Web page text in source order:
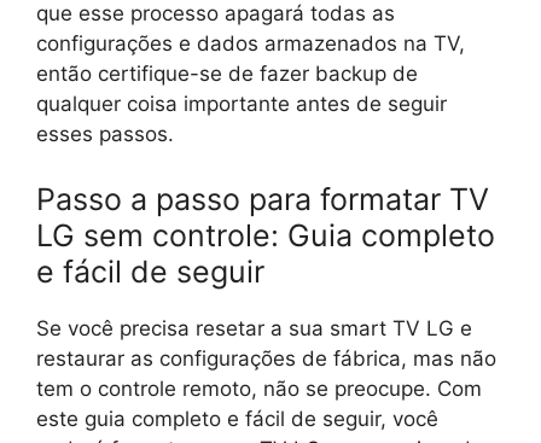
que esse processo apagará todas as
configurações e dados armazenados na TV,
então certifique-se de fazer backup de
qualquer coisa importante antes de seguir
esses passos.
Passo a passo para formatar TV
LG sem controle: Guia completo
e fácil de seguir
Se você precisa resetar a sua smart TV LG e
restaurar as configurações de fábrica, mas não
tem o controle remoto, não se preocupe. Com
este guia completo e fácil de seguir, você